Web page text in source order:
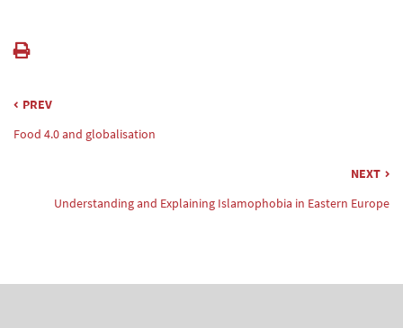
PREV
Food 4.0 and globalisation
NEXT
Understanding and Explaining Islamophobia in Eastern Europe